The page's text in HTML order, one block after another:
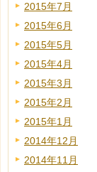
2015年7月
2015年6月
2015年5月
2015年4月
2015年3月
2015年2月
2015年1月
2014年12月
2014年11月